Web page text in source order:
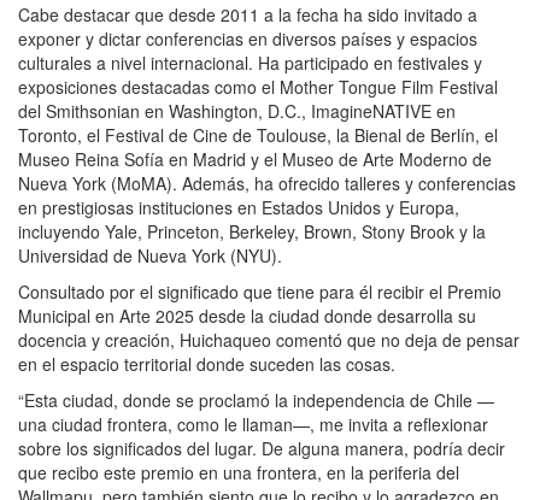
Cabe destacar que desde 2011 a la fecha ha sido invitado a
exponer y dictar conferencias en diversos países y espacios
culturales a nivel internacional. Ha participado en festivales y
exposiciones destacadas como el Mother Tongue Film Festival
del Smithsonian en Washington, D.C., ImagineNATIVE en
Toronto, el Festival de Cine de Toulouse, la Bienal de Berlín, el
Museo Reina Sofía en Madrid y el Museo de Arte Moderno de
Nueva York (MoMA). Además, ha ofrecido talleres y conferencias
en prestigiosas instituciones en Estados Unidos y Europa,
incluyendo Yale, Princeton, Berkeley, Brown, Stony Brook y la
Universidad de Nueva York (NYU).
Consultado por el significado que tiene para él recibir el Premio
Municipal en Arte 2025 desde la ciudad donde desarrolla su
docencia y creación, Huichaqueo comentó que no deja de pensar
en el espacio territorial donde suceden las cosas.
“Esta ciudad, donde se proclamó la independencia de Chile —
una ciudad frontera, como le llaman—, me invita a reflexionar
sobre los significados del lugar. De alguna manera, podría decir
que recibo este premio en una frontera, en la periferia del